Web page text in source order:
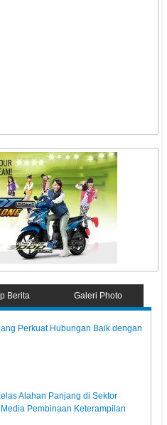
Berita Galeri Photo
Perkuat Hubungan Baik dengan
Alahan Panjang di Sektor
Pembinaan Keterampilan